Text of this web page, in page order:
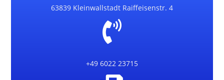
63839 Kleinwallstadt Raiffeisenstr. 4
+49 6022 23715